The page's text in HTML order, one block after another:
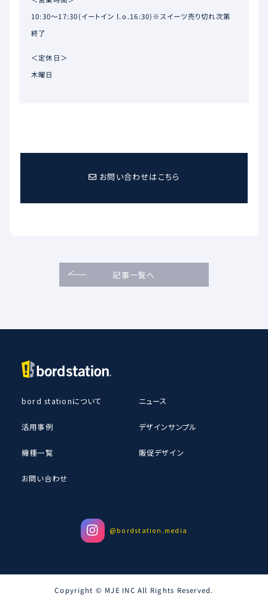
10:30～17:30(イートイン l.o.16:30)※スイーツ売り切れ次第
終了
＜定休日＞
木曜日
お問い合わせはこちら
記事一覧へ
bord stationについて ニュース
活用事例 デザインサンプル
機種一覧 販促デザイン
お問い合わせ
@bordstation.media
Copyright © MJE INC All Rights Reserved.